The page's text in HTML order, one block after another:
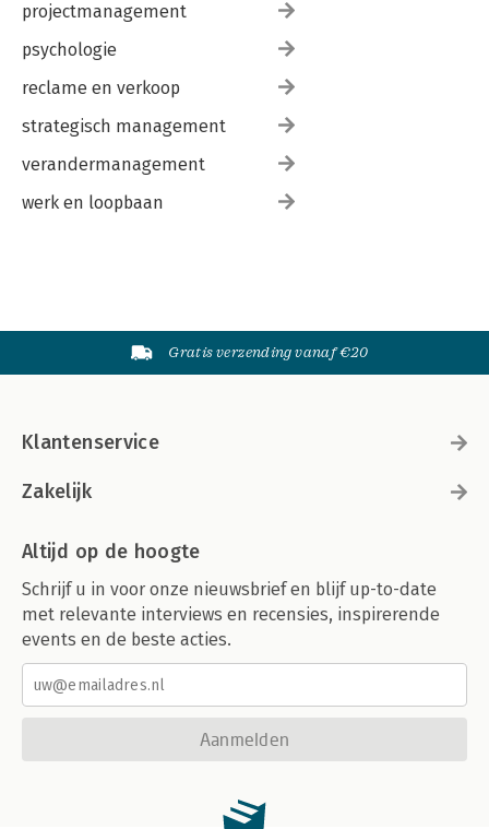
projectmanagement
psychologie
reclame en verkoop
strategisch management
verandermanagement
werk en loopbaan
Gratis verzending vanaf €20
Klantenservice
Zakelijk
Altijd op de hoogte
Schrijf u in voor onze nieuwsbrief en blijf up-to-date
met relevante interviews en recensies, inspirerende
events en de beste acties.
Aanmelden